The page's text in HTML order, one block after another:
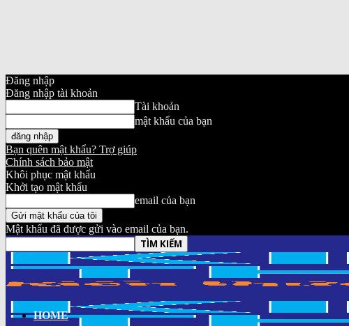
Đăng nhập
Đăng nhập tài khoản
Tài khoản
mật khẩu của bạn
Bạn quên mật khẩu? Trợ giúp
Chính sách bảo mật
Khôi phục mật khẩu
Khởi tạo mật khẩu
email của bạn
Mật khẩu đã được gửi vào email của bạn.
HOME